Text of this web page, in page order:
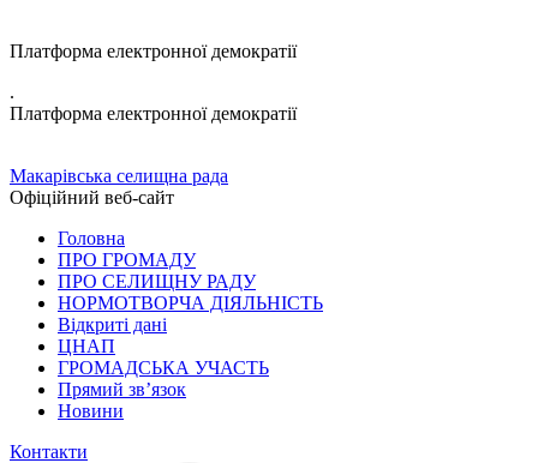
Платформа електронної демократії
.
Платформа електронної демократії
Макарівська селищна рада
Офіційний веб-сайт
Головна
ПРО ГРОМАДУ
ПРО СЕЛИЩНУ РАДУ
НОРМОТВОРЧА ДІЯЛЬНІСТЬ
Відкриті дані
ЦНАП
ГРОМАДСЬКА УЧАСТЬ
Прямий зв’язок
Новини
Контакти